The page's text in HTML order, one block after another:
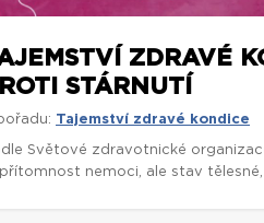
ZDRAVÉ
STÁRNUTÍ
Tajemství zdravé kondice
Světové zdravotnické
nemoci, ale stav tělesné,